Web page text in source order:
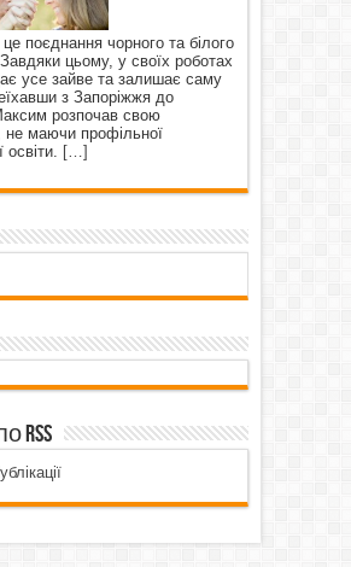
це поєднання чорного та білого
цьому, у своїх роботах
усе зайве та залишає саму
з Запоріжжя до
розпочав свою
не маючи профільної
[…]
RSS